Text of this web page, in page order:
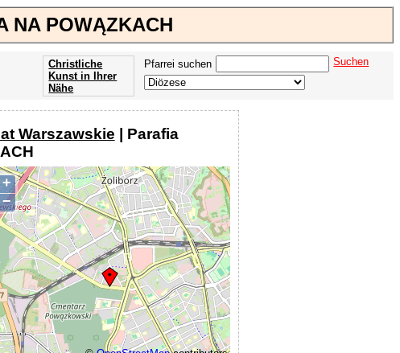
NA POWĄZKACH
Pfarrei suchen Suchen
Christliche
Kunst in Ihrer
Nähe
Warszawskie | Parafia
+
−